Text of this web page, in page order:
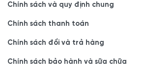
Thông tin chi tiết:
Chính sách và quy định chung
Chính sách thanh toán
Chính sách đổi và trả hàng
Chính sách bảo hành và sữa chữa